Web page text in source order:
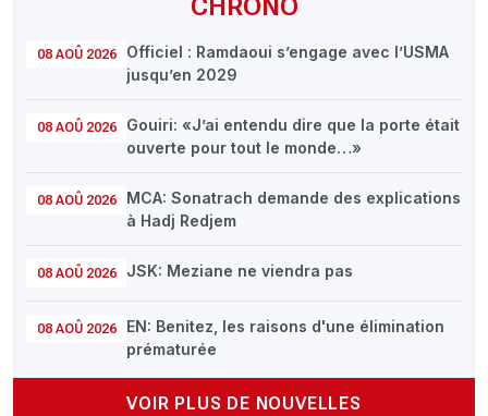
08 AOÛ 2026
Officiel : Ramdaoui s’engage avec l’USMA
jusqu’en 2029
08 AOÛ 2026
Gouiri: «J’ai entendu dire que la porte était
ouverte pour tout le monde…»
08 AOÛ 2026
MCA: Sonatrach demande des explications
à Hadj Redjem
08 AOÛ 2026 JSK: Meziane ne viendra pas
08 AOÛ 2026
EN: Benitez, les raisons d'une élimination
prématurée
VOIR PLUS DE NOUVELLES